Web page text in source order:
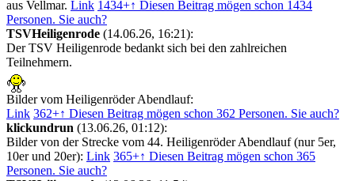
aus Vellmar. Link 1434+↑ Diesen Beitrag mögen schon 1434
Personen. Sie auch?
TSVHeiligenrode (14.06.26, 16:21):
Der TSV Heiligenrode bedankt sich bei den zahlreichen
Teilnehmern.
Bilder vom Heiligenröder Abendlauf:
Link 362+↑ Diesen Beitrag mögen schon 362 Personen. Sie auch?
klickundrun (13.06.26, 01:12):
Bilder von der Strecke vom 44. Heiligenröder Abendlauf (nur 5er,
10er und 20er): Link 365+↑ Diesen Beitrag mögen schon 365
Personen. Sie auch?